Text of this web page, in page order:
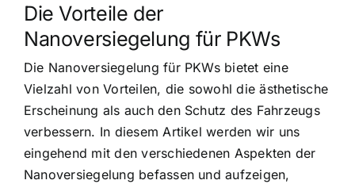
Die Vorteile der
Nanoversiegelung für PKWs
Die Nanoversiegelung für PKWs bietet eine
Vielzahl von Vorteilen, die sowohl die ästhetische
Erscheinung als auch den Schutz des Fahrzeugs
verbessern. In diesem Artikel werden wir uns
eingehend mit den verschiedenen Aspekten der
Nanoversiegelung befassen und aufzeigen,